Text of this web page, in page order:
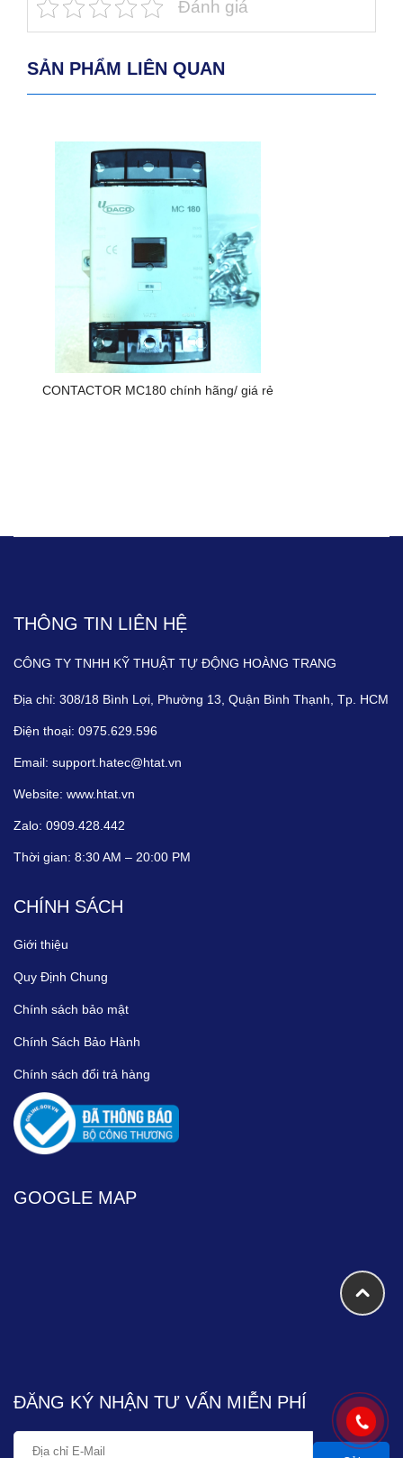
Đánh giá
SẢN PHẨM LIÊN QUAN
CONTACTOR MC180 chính hãng/ giá rẻ
THÔNG TIN LIÊN HỆ
CÔNG TY TNHH KỸ THUẬT TỰ ĐỘNG HOÀNG TRANG
Địa chỉ: 308/18 Bình Lợi, Phường 13, Quận Bình Thạnh, Tp. HCM
Điện thoại: 0975.629.596
Email: support.hatec@htat.vn
Website: www.htat.vn
Zalo: 0909.428.442
Thời gian: 8:30 AM – 20:00 PM
CHÍNH SÁCH
Giới thiệu
Quy Định Chung
Chính sách bảo mật
Chính Sách Bảo Hành
Chính sách đổi trả hàng
GOOGLE MAP
ĐĂNG KÝ NHẬN TƯ VẤN MIỄN PHÍ